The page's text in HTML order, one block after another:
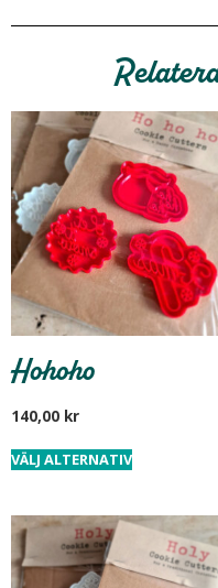
Hohoho
140,00 kr
VÄLJ ALTERNATIV